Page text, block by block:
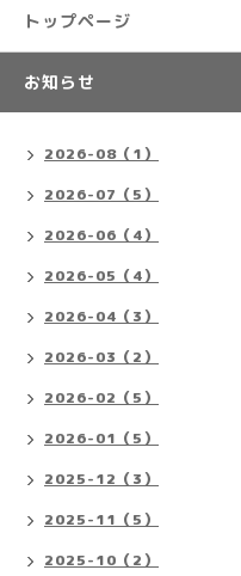
トップページ
お知らせ
2026-08（1）
2026-07（5）
2026-06（4）
2026-05（4）
2026-04（3）
2026-03（2）
2026-02（5）
2026-01（5）
2025-12（3）
2025-11（5）
2025-10（2）